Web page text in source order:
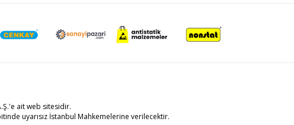
ait web sitesidir.
uyarısız İstanbul Mahkemelerine verilecektir.